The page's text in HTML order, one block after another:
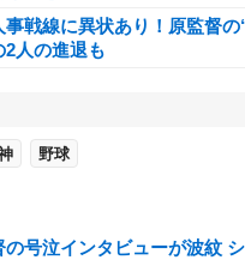
事戦線に異状あり！原監督
2人の進退も
野球
の号泣インタビューが波紋